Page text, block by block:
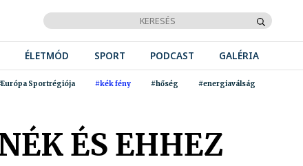
ÉLETMÓD SPORT PODCAST GALÉRIA
Sportrégiója #kék fény #hőség #energiaválság
ÉS EHHEZ